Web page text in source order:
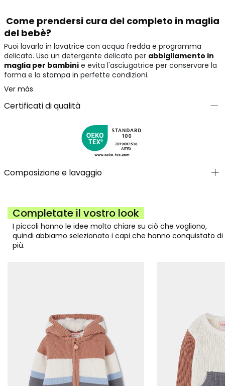
Come prendersi cura del completo in maglia
del bebè?
Puoi lavarlo in lavatrice con acqua fredda e programma
delicato. Usa un detergente delicato per abbigliamento in
maglia per bambinie evita l'asciugatrice per conservare la
forma e la stampa in perfette condizioni.
Ver más
Certificati di qualità
Composizione e lavaggio
Completate il vostro look
I piccoli hanno le idee molto chiare su ciò che vogliono,
quindi abbiamo selezionato i capi che hanno conquistato di
più.